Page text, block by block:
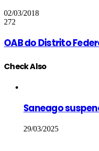
02/03/2018
272
OAB do Distrito
Check Also
Close
Saneago
29/03/2025